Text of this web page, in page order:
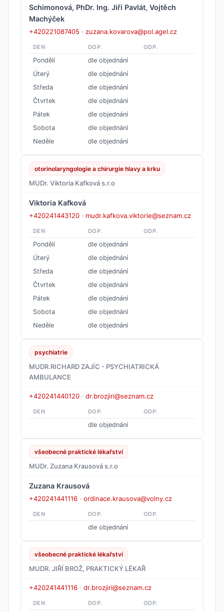
Schimonová, PhDr. Ing. Jiří Pavlát, Vojtěch
Machýček
+420221087405 · zuzana.kovarova@pol.agel.cz
DEN DOP. ODP.
Pondělí
dle objednání
Úterý
dle objednání
Středa
dle objednání
Čtvrtek
dle objednání
Pátek
dle objednání
Sobota
dle objednání
Neděle
dle objednání
otorinolaryngologie a chirurgie hlavy a krku
MUDr. Viktoria Kafková s.r.o
Viktoria Kafková
+420241443120 · mudr.kafkova.viktorie@seznam.cz
DEN DOP. ODP.
Pondělí
dle objednání
Úterý
dle objednání
Středa
dle objednání
Čtvrtek
dle objednání
Pátek
dle objednání
Sobota
dle objednání
Neděle
dle objednání
psychiatrie
MUDR.RICHARD ZAJÍC - PSYCHIATRICKÁ
AMBULANCE
+420241440120 · dr.brozjiri@seznam.cz
DEN DOP. ODP.
dle objednání
všeobecné praktické lékařství
MUDr. Zuzana Krausová s.r.o
Zuzana Krausová
+420241441116 · ordinace.krausova@volny.cz
DEN DOP. ODP.
dle objednání
všeobecné praktické lékařství
MUDR. JIŘÍ BROŽ, PRAKTICKÝ LÉKAŘ
+420241441116 · dr.brozjiri@seznam.cz
DEN DOP. ODP.